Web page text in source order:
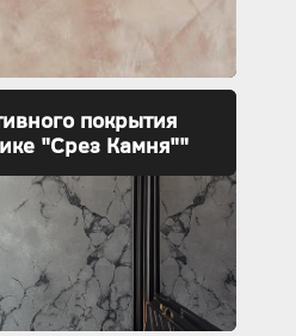
покрытия
"Срез Камня""